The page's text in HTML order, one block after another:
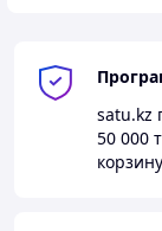
satu.kz
50 000